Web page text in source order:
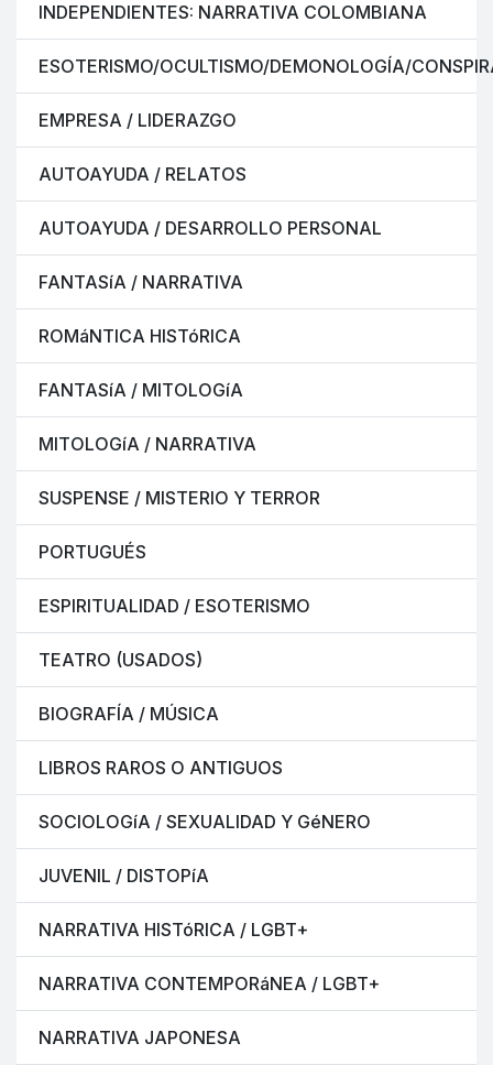
INDEPENDIENTES: NARRATIVA COLOMBIANA
ESOTERISMO/OCULTISMO/DEMONOLOGÍA/
EMPRESA / LIDERAZGO
AUTOAYUDA / RELATOS
AUTOAYUDA / DESARROLLO PERSONAL
FANTASíA / NARRATIVA
ROMáNTICA HISTóRICA
FANTASíA / MITOLOGíA
MITOLOGíA / NARRATIVA
SUSPENSE / MISTERIO Y TERROR
PORTUGUÉS
ESPIRITUALIDAD / ESOTERISMO
TEATRO (USADOS)
BIOGRAFÍA / MÚSICA
LIBROS RAROS O ANTIGUOS
SOCIOLOGíA / SEXUALIDAD Y GéNERO
JUVENIL / DISTOPíA
NARRATIVA HISTóRICA / LGBT+
NARRATIVA CONTEMPORáNEA / LGBT+
NARRATIVA JAPONESA